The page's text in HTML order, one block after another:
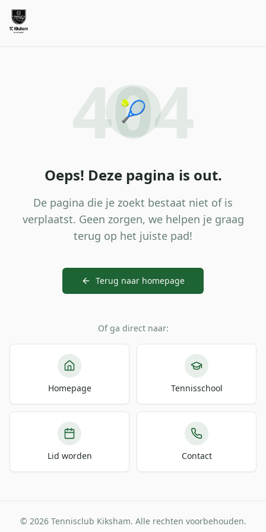
404
🎾
Oeps! Deze pagina is out.
De pagina die je zoekt bestaat niet of is
verplaatst. Geen zorgen, we helpen je graag
terug op het juiste pad!
Terug naar homepage
Of ga direct naar:
Homepage Tennisschool
Lid worden Contact
© 2026 Tennisclub Kiksham. Alle rechten voorbehouden.